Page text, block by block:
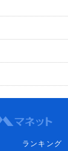
ランキング